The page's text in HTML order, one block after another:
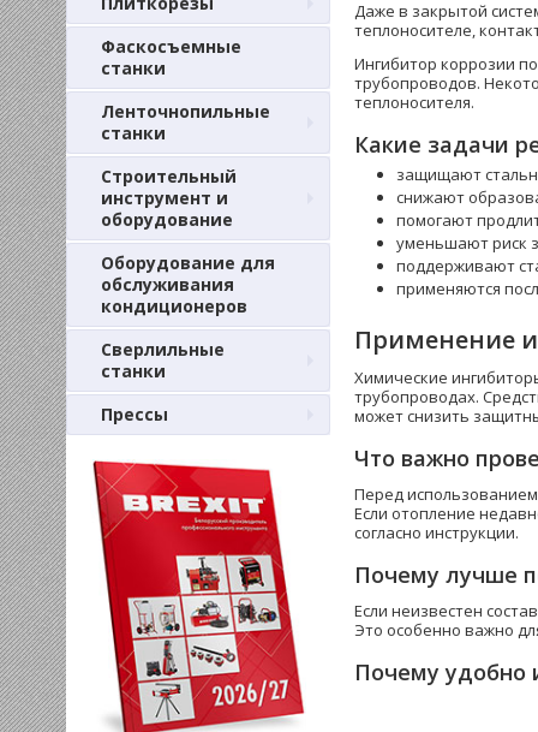
Фаскосъемные
станки
Ленточнопильные
станки
Строительный
инструмент и
оборудование
Оборудование для
обслуживания
кондиционеров
Сверлильные
станки
Прессы
Даже в закрытой
теплоносителе,
Ингибитор коррозии
трубопроводов.
теплоносителя.
Какие задачи
защищают
снижают
помогают
уменьшают риск
поддерживают
применяются
Применение
Химические
трубопроводах.
может снизить
Что важно
Перед
Если отопление
согласно инструкции.
Почему лучше
Если неизвестен
Это особенно важно
Почему удобно